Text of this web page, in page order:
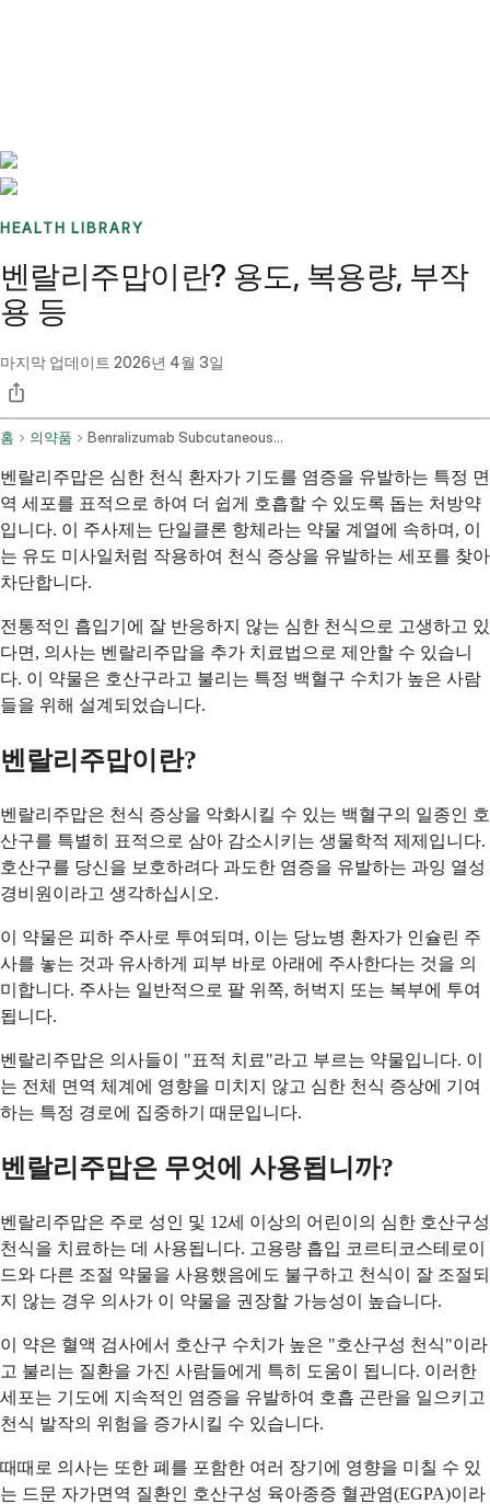
HEALTH LIBRARY
벤랄리주맙이란? 용도, 복용량, 부작
용 등
마지막 업데이트 2026년 4월 3일
홈 의약품 Benralizumab Subcutaneous Route
벤랄리주맙은 심한 천식 환자가 기도를 염증을 유발하는 특정 면
역 세포를 표적으로 하여 더 쉽게 호흡할 수 있도록 돕는 처방약
입니다. 이 주사제는 단일클론 항체라는 약물 계열에 속하며, 이
는 유도 미사일처럼 작용하여 천식 증상을 유발하는 세포를 찾아
차단합니다.
전통적인 흡입기에 잘 반응하지 않는 심한 천식으로 고생하고 있
다면, 의사는 벤랄리주맙을 추가 치료법으로 제안할 수 있습니
다. 이 약물은 호산구라고 불리는 특정 백혈구 수치가 높은 사람
들을 위해 설계되었습니다.
벤랄리주맙이란?
벤랄리주맙은 천식 증상을 악화시킬 수 있는 백혈구의 일종인 호
산구를 특별히 표적으로 삼아 감소시키는 생물학적 제제입니다.
호산구를 당신을 보호하려다 과도한 염증을 유발하는 과잉 열성
경비원이라고 생각하십시오.
이 약물은 피하 주사로 투여되며, 이는 당뇨병 환자가 인슐린 주
사를 놓는 것과 유사하게 피부 바로 아래에 주사한다는 것을 의
미합니다. 주사는 일반적으로 팔 위쪽, 허벅지 또는 복부에 투여
됩니다.
벤랄리주맙은 의사들이 "표적 치료"라고 부르는 약물입니다. 이
는 전체 면역 체계에 영향을 미치지 않고 심한 천식 증상에 기여
하는 특정 경로에 집중하기 때문입니다.
벤랄리주맙은 무엇에 사용됩니까?
벤랄리주맙은 주로 성인 및 12세 이상의 어린이의 심한 호산구성
천식을 치료하는 데 사용됩니다. 고용량 흡입 코르티코스테로이
드와 다른 조절 약물을 사용했음에도 불구하고 천식이 잘 조절되
지 않는 경우 의사가 이 약물을 권장할 가능성이 높습니다.
이 약은 혈액 검사에서 호산구 수치가 높은 "호산구성 천식"이라
고 불리는 질환을 가진 사람들에게 특히 도움이 됩니다. 이러한
세포는 기도에 지속적인 염증을 유발하여 호흡 곤란을 일으키고
천식 발작의 위험을 증가시킬 수 있습니다.
때때로 의사는 또한 폐를 포함한 여러 장기에 영향을 미칠 수 있
는 드문 자가면역 질환인 호산구성 육아종증 혈관염(EGPA)이라